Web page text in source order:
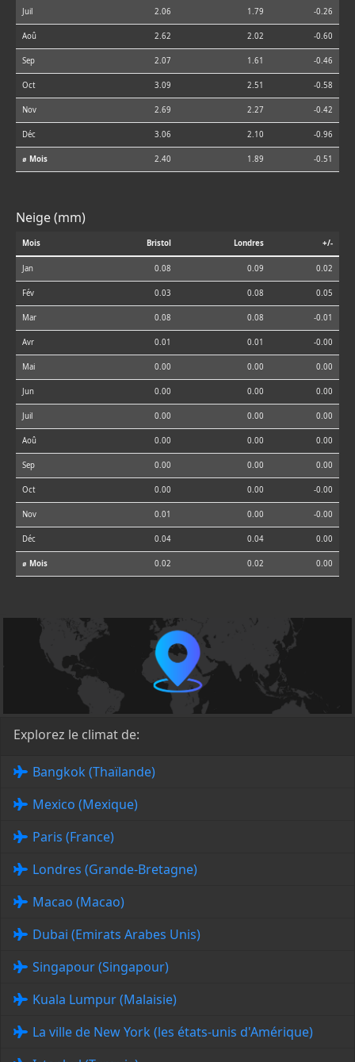
Juil 2.06 1.79 -0.26
Aoû 2.62 2.02 -0.60
Sep 2.07 1.61 -0.46
Oct 3.09 2.51 -0.58
Nov 2.69 2.27 -0.42
Déc 3.06 2.10 -0.96
⌀ Mois 2.40 1.89 -0.51
Neige (mm)
Mois Bristol Londres +/-
Jan 0.08 0.09 0.02
Fév 0.03 0.08 0.05
Mar 0.08 0.08 -0.01
Avr 0.01 0.01 -0.00
Mai 0.00 0.00 0.00
Jun 0.00 0.00 0.00
Juil 0.00 0.00 0.00
Aoû 0.00 0.00 0.00
Sep 0.00 0.00 0.00
Oct 0.00 0.00 -0.00
Nov 0.01 0.00 -0.00
Déc 0.04 0.04 0.00
⌀ Mois 0.02 0.02 0.00
Explorez le climat de:
Bangkok (Thaïlande)
Mexico (Mexique)
Paris (France)
Londres (Grande-Bretagne)
Macao (Macao)
Dubai (Emirats Arabes Unis)
Singapour (Singapour)
Kuala Lumpur (Malaisie)
La ville de New York (les états-unis d'Amérique)